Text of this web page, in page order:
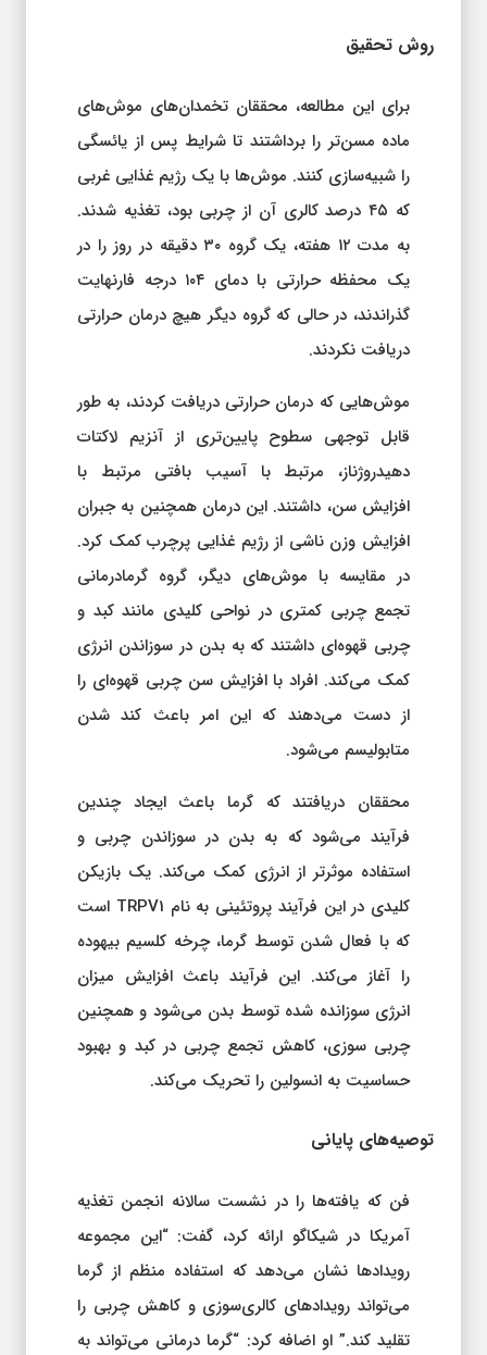
روش تحقیق
برای این مطالعه، محققان تخمدان‌های موش‌های
ماده مسن‌تر را برداشتند تا شرایط پس از یائسگی
را شبیه‌سازی کنند. موش‌ها با یک رژیم غذایی غربی
که ۴۵ درصد کالری آن از چربی بود، تغذیه شدند.
به مدت ۱۲ هفته، یک گروه ۳۰ دقیقه در روز را در
یک محفظه حرارتی با دمای ۱۰۴ درجه فارنهایت
گذراندند، در حالی که گروه دیگر هیچ درمان حرارتی
دریافت نکردند.
موش‌هایی که درمان حرارتی دریافت کردند، به طور
قابل توجهی سطوح پایین‌تری از آنزیم لاکتات
دهیدروژناز، مرتبط با آسیب بافتی مرتبط با
افزایش سن، داشتند. این درمان همچنین به جبران
افزایش وزن ناشی از رژیم غذایی پرچرب کمک کرد.
در مقایسه با موش‌های دیگر، گروه گرمادرمانی
تجمع چربی کمتری در نواحی کلیدی مانند کبد و
چربی قهوه‌ای داشتند که به بدن در سوزاندن انرژی
کمک می‌کند. افراد با افزایش سن چربی قهوه‌ای را
از دست می‌دهند که این امر باعث کند شدن
متابولیسم می‌شود.
محققان دریافتند که گرما باعث ایجاد چندین
فرآیند می‌شود که به بدن در سوزاندن چربی و
استفاده موثرتر از انرژی کمک می‌کند. یک بازیکن
کلیدی در این فرآیند پروتئینی به نام TRPV1 است
که با فعال شدن توسط گرما، چرخه کلسیم بیهوده
را آغاز می‌کند. این فرآیند باعث افزایش میزان
انرژی سوزانده شده توسط بدن می‌شود و همچنین
چربی سوزی، کاهش تجمع چربی در کبد و بهبود
حساسیت به انسولین را تحریک می‌کند.
توصیه‌های پایانی
فن که یافته‌ها را در نشست سالانه انجمن تغذیه
آمریکا در شیکاگو ارائه کرد، گفت: “این مجموعه
رویدادها نشان می‌دهد که استفاده منظم از گرما
می‌تواند رویدادهای کالری‌سوزی و کاهش چربی را
تقلید کند.” او اضافه کرد: “گرما درمانی می‌تواند به